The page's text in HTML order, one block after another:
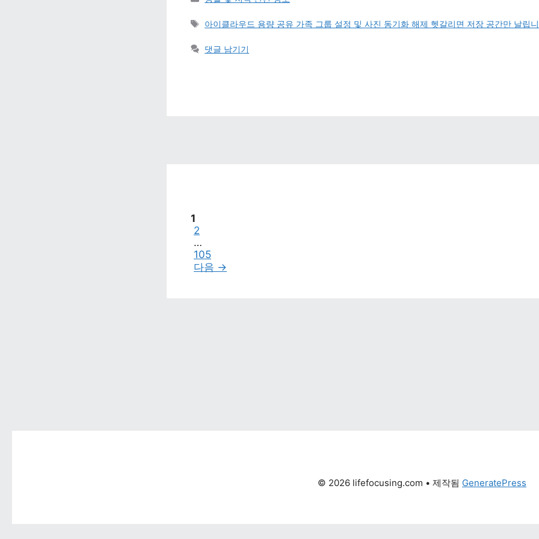
태그
아이클라우드 용량 공유 가족 그룹 설정 및 사진 동기화 해제 헷갈리면 저장 공간만 날립
댓글 남기기
페이지
1
페이지
2
…
페이지
105
다음 →
© 2026 lifefocusing.com • 제작됨 GeneratePress